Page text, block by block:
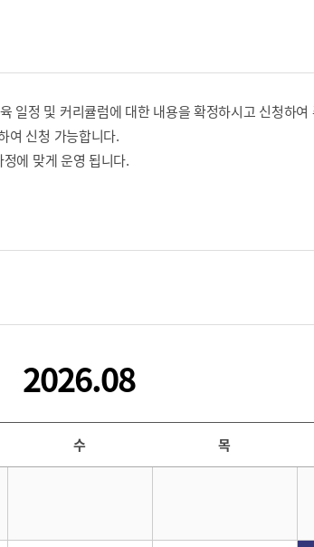
일정 및 커리큘럼에 대한 내용을 확정하시고 신청하여
여 신청 가능합니다.
에 맞게 운영 됩니다.
2026.08
수 목